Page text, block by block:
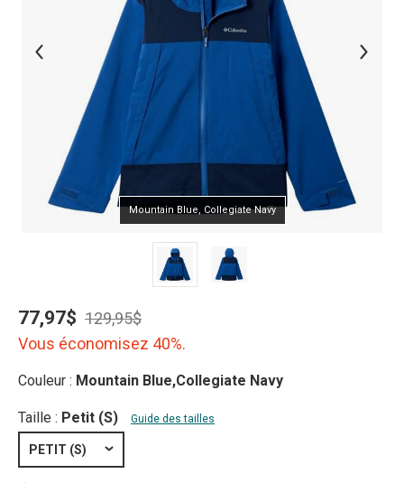
Mountain Blue, Collegiate Navy
77,97$ 129,95$
Vous économisez 40%.
Couleur : Mountain Blue,Collegiate Navy
Taille : Petit (S) Guide des tailles
PETIT (S)